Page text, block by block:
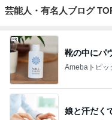
芸能人・有名人ブログ
靴の中にパ
Amebaトピッ
娘と汗だく